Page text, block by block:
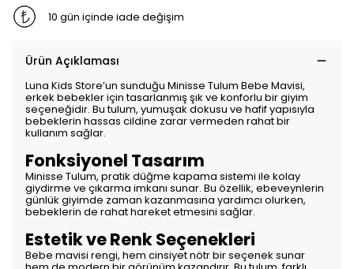
10 gün içinde iade değişim
Ürün Açıklaması
Luna Kids Store’un sunduğu Minisse Tulum Bebe Mavisi,
erkek bebekler için tasarlanmış şık ve konforlu bir giyim
seçeneğidir. Bu tulum, yumuşak dokusu ve hafif yapısıyla
bebeklerin hassas cildine zarar vermeden rahat bir
kullanım sağlar.
Fonksiyonel Tasarım
Minisse Tulum, pratik düğme kapama sistemi ile kolay
giydirme ve çıkarma imkanı sunar. Bu özellik, ebeveynlerin
günlük giyimde zaman kazanmasına yardımcı olurken,
bebeklerin de rahat hareket etmesini sağlar.
Estetik ve Renk Seçenekleri
Bebe mavisi rengi, hem cinsiyet nötr bir seçenek sunar